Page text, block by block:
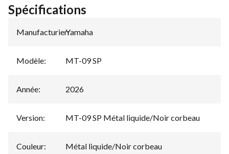
Spécifications
Manufacturier:
Yamaha
Modèle: MT-09 SP
Année: 2026
Version: MT-09 SP Métal liquide/Noir corbeau
Couleur: Métal liquide/Noir corbeau